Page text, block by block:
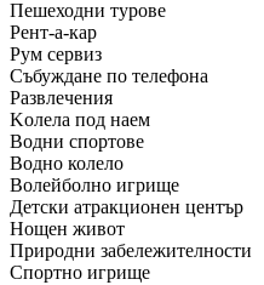
Пешеходни турове
Рент-а-кар
Рум сервиз
Събуждане по телефона
Развлечения
Kолела под наем
Водни спортове
Водно колело
Волейболно игрище
Детски атракционен център
Нощен живот
Природни забележителности
Спортно игрище